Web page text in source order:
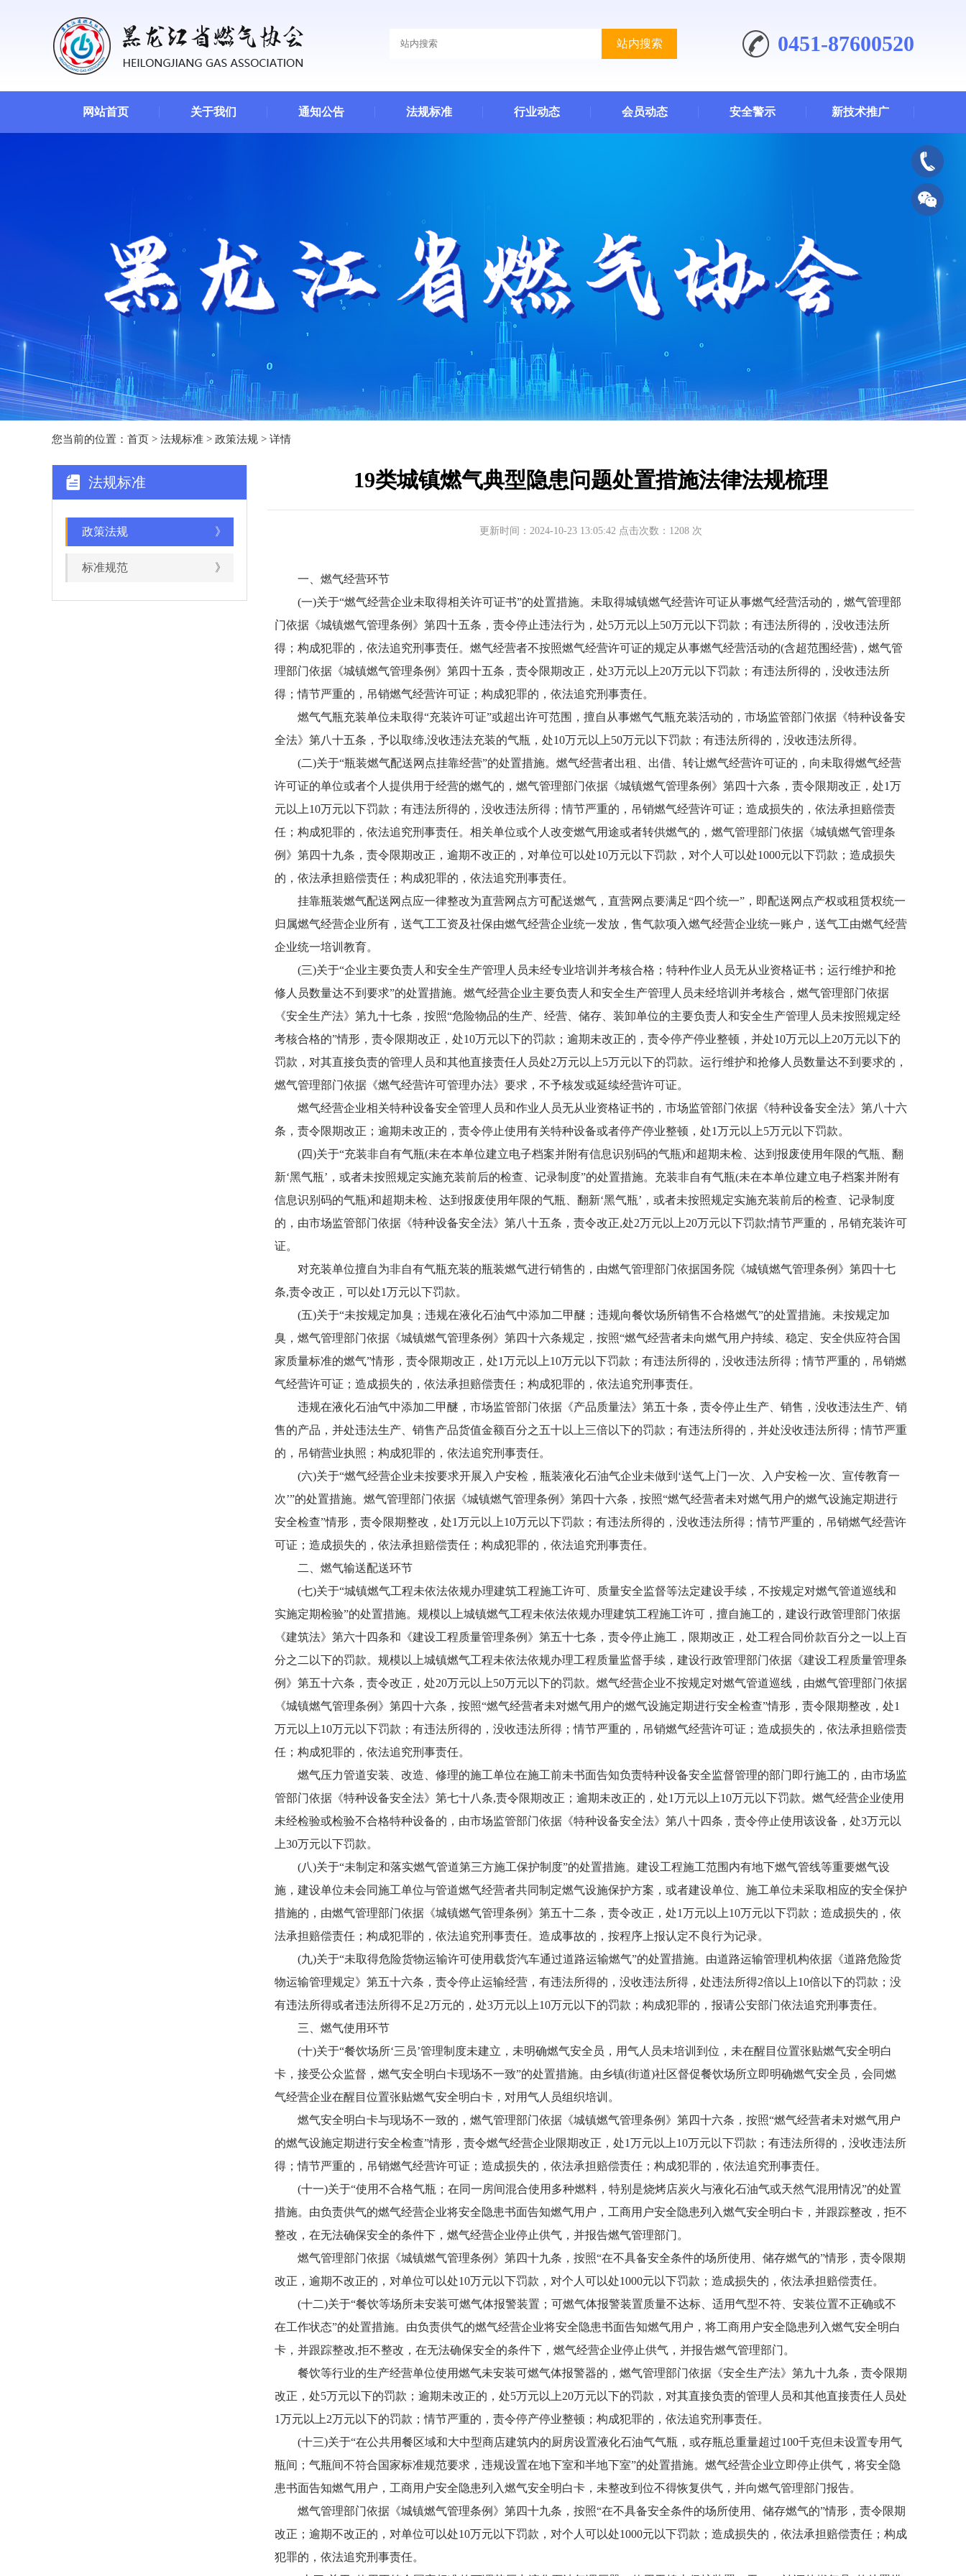
站内搜索 0451-87600520
网站首页 关于我们 通知公告 法规标准 行业动态 会员动态 安全警示 新技术推广
您当前的位置： 首页 > 法规标准 > 政策法规 > 详情
法规标准
政策法规 》
标准规范 》
19类城镇燃气典型隐患问题处置措施法律法规梳理
更新时间：2024-10-23 13:05:42 点击次数：1208 次
一、燃气经营环节
(一)关于“燃气经营企业未取得相关许可证书”的处置措施。未取得城镇燃气经营许可证从事燃气经营活动的，燃气管理部
门依据《城镇燃气管理条例》第四十五条，责令停止违法行为，处5万元以上50万元以下罚款；有违法所得的，没收违法所
得；构成犯罪的，依法追究刑事责任。燃气经营者不按照燃气经营许可证的规定从事燃气经营活动的(含超范围经营)，燃气管
理部门依据《城镇燃气管理条例》第四十五条，责令限期改正，处3万元以上20万元以下罚款；有违法所得的，没收违法所
得；情节严重的，吊销燃气经营许可证；构成犯罪的，依法追究刑事责任。
燃气气瓶充装单位未取得“充装许可证”或超出许可范围，擅自从事燃气气瓶充装活动的，市场监管部门依据《特种设备安
全法》第八十五条，予以取缔,没收违法充装的气瓶，处10万元以上50万元以下罚款；有违法所得的，没收违法所得。
(二)关于“瓶装燃气配送网点挂靠经营”的处置措施。燃气经营者出租、出借、转让燃气经营许可证的，向未取得燃气经营
许可证的单位或者个人提供用于经营的燃气的，燃气管理部门依据《城镇燃气管理条例》第四十六条，责令限期改正，处1万
元以上10万元以下罚款；有违法所得的，没收违法所得；情节严重的，吊销燃气经营许可证；造成损失的，依法承担赔偿责
任；构成犯罪的，依法追究刑事责任。相关单位或个人改变燃气用途或者转供燃气的，燃气管理部门依据《城镇燃气管理条
例》第四十九条，责令限期改正，逾期不改正的，对单位可以处10万元以下罚款，对个人可以处1000元以下罚款；造成损失
的，依法承担赔偿责任；构成犯罪的，依法追究刑事责任。
挂靠瓶装燃气配送网点应一律整改为直营网点方可配送燃气，直营网点要满足“四个统一”，即配送网点产权或租赁权统一
归属燃气经营企业所有，送气工工资及社保由燃气经营企业统一发放，售气款项入燃气经营企业统一账户，送气工由燃气经营
企业统一培训教育。
(三)关于“企业主要负责人和安全生产管理人员未经专业培训并考核合格；特种作业人员无从业资格证书；运行维护和抢
修人员数量达不到要求”的处置措施。燃气经营企业主要负责人和安全生产管理人员未经培训并考核合，燃气管理部门依据
《安全生产法》第九十七条，按照“危险物品的生产、经营、储存、装卸单位的主要负责人和安全生产管理人员未按照规定经
考核合格的”情形，责令限期改正，处10万元以下的罚款；逾期未改正的，责令停产停业整顿，并处10万元以上20万元以下的
罚款，对其直接负责的管理人员和其他直接责任人员处2万元以上5万元以下的罚款。运行维护和抢修人员数量达不到要求的，
燃气管理部门依据《燃气经营许可管理办法》要求，不予核发或延续经营许可证。
燃气经营企业相关特种设备安全管理人员和作业人员无从业资格证书的，市场监管部门依据《特种设备安全法》第八十六
条，责令限期改正；逾期未改正的，责令停止使用有关特种设备或者停产停业整顿，处1万元以上5万元以下罚款。
(四)关于“充装非自有气瓶(未在本单位建立电子档案并附有信息识别码的气瓶)和超期未检、达到报废使用年限的气瓶、翻
新‘黑气瓶’，或者未按照规定实施充装前后的检查、记录制度”的处置措施。充装非自有气瓶(未在本单位建立电子档案并附有
信息识别码的气瓶)和超期未检、达到报废使用年限的气瓶、翻新‘黑气瓶’，或者未按照规定实施充装前后的检查、记录制度
的，由市场监管部门依据《特种设备安全法》第八十五条，责令改正,处2万元以上20万元以下罚款;情节严重的，吊销充装许可
证。
对充装单位擅自为非自有气瓶充装的瓶装燃气进行销售的，由燃气管理部门依据国务院《城镇燃气管理条例》第四十七
条,责令改正，可以处1万元以下罚款。
(五)关于“未按规定加臭；违规在液化石油气中添加二甲醚；违规向餐饮场所销售不合格燃气”的处置措施。未按规定加
臭，燃气管理部门依据《城镇燃气管理条例》第四十六条规定，按照“燃气经营者未向燃气用户持续、稳定、安全供应符合国
家质量标准的燃气”情形，责令限期改正，处1万元以上10万元以下罚款；有违法所得的，没收违法所得；情节严重的，吊销燃
气经营许可证；造成损失的，依法承担赔偿责任；构成犯罪的，依法追究刑事责任。
违规在液化石油气中添加二甲醚，市场监管部门依据《产品质量法》第五十条，责令停止生产、销售，没收违法生产、销
售的产品，并处违法生产、销售产品货值金额百分之五十以上三倍以下的罚款；有违法所得的，并处没收违法所得；情节严重
的，吊销营业执照；构成犯罪的，依法追究刑事责任。
(六)关于“燃气经营企业未按要求开展入户安检，瓶装液化石油气企业未做到‘送气上门一次、入户安检一次、宣传教育一
次’”的处置措施。燃气管理部门依据《城镇燃气管理条例》第四十六条，按照“燃气经营者未对燃气用户的燃气设施定期进行
安全检查”情形，责令限期整改，处1万元以上10万元以下罚款；有违法所得的，没收违法所得；情节严重的，吊销燃气经营许
可证；造成损失的，依法承担赔偿责任；构成犯罪的，依法追究刑事责任。
二、燃气输送配送环节
(七)关于“城镇燃气工程未依法依规办理建筑工程施工许可、质量安全监督等法定建设手续，不按规定对燃气管道巡线和
实施定期检验”的处置措施。规模以上城镇燃气工程未依法依规办理建筑工程施工许可，擅自施工的，建设行政管理部门依据
《建筑法》第六十四条和《建设工程质量管理条例》第五十七条，责令停止施工，限期改正，处工程合同价款百分之一以上百
分之二以下的罚款。规模以上城镇燃气工程未依法依规办理工程质量监督手续，建设行政管理部门依据《建设工程质量管理条
例》第五十六条，责令改正，处20万元以上50万元以下的罚款。燃气经营企业不按规定对燃气管道巡线，由燃气管理部门依据
《城镇燃气管理条例》第四十六条，按照“燃气经营者未对燃气用户的燃气设施定期进行安全检查”情形，责令限期整改，处1
万元以上10万元以下罚款；有违法所得的，没收违法所得；情节严重的，吊销燃气经营许可证；造成损失的，依法承担赔偿责
任；构成犯罪的，依法追究刑事责任。
燃气压力管道安装、改造、修理的施工单位在施工前未书面告知负责特种设备安全监督管理的部门即行施工的，由市场监
管部门依据《特种设备安全法》第七十八条,责令限期改正；逾期未改正的，处1万元以上10万元以下罚款。燃气经营企业使用
未经检验或检验不合格特种设备的，由市场监管部门依据《特种设备安全法》第八十四条，责令停止使用该设备，处3万元以
上30万元以下罚款。
(八)关于“未制定和落实燃气管道第三方施工保护制度”的处置措施。建设工程施工范围内有地下燃气管线等重要燃气设
施，建设单位未会同施工单位与管道燃气经营者共同制定燃气设施保护方案，或者建设单位、施工单位未采取相应的安全保护
措施的，由燃气管理部门依据《城镇燃气管理条例》第五十二条，责令改正，处1万元以上10万元以下罚款；造成损失的，依
法承担赔偿责任；构成犯罪的，依法追究刑事责任。造成事故的，按程序上报认定不良行为记录。
(九)关于“未取得危险货物运输许可使用载货汽车通过道路运输燃气”的处置措施。由道路运输管理机构依据《道路危险货
物运输管理规定》第五十六条，责令停止运输经营，有违法所得的，没收违法所得，处违法所得2倍以上10倍以下的罚款；没
有违法所得或者违法所得不足2万元的，处3万元以上10万元以下的罚款；构成犯罪的，报请公安部门依法追究刑事责任。
三、燃气使用环节
(十)关于“餐饮场所‘三员’管理制度未建立，未明确燃气安全员，用气人员未培训到位，未在醒目位置张贴燃气安全明白
卡，接受公众监督，燃气安全明白卡现场不一致”的处置措施。由乡镇(街道)社区督促餐饮场所立即明确燃气安全员，会同燃
气经营企业在醒目位置张贴燃气安全明白卡，对用气人员组织培训。
燃气安全明白卡与现场不一致的，燃气管理部门依据《城镇燃气管理条例》第四十六条，按照“燃气经营者未对燃气用户
的燃气设施定期进行安全检查”情形，责令燃气经营企业限期改正，处1万元以上10万元以下罚款；有违法所得的，没收违法所
得；情节严重的，吊销燃气经营许可证；造成损失的，依法承担赔偿责任；构成犯罪的，依法追究刑事责任。
(十一)关于“使用不合格气瓶；在同一房间混合使用多种燃料，特别是烧烤店炭火与液化石油气或天然气混用情况”的处置
措施。由负责供气的燃气经营企业将安全隐患书面告知燃气用户，工商用户安全隐患列入燃气安全明白卡，并跟踪整改，拒不
整改，在无法确保安全的条件下，燃气经营企业停止供气，并报告燃气管理部门。
燃气管理部门依据《城镇燃气管理条例》第四十九条，按照“在不具备安全条件的场所使用、储存燃气的”情形，责令限期
改正，逾期不改正的，对单位可以处10万元以下罚款，对个人可以处1000元以下罚款；造成损失的，依法承担赔偿责任。
(十二)关于“餐饮等场所未安装可燃气体报警装置；可燃气体报警装置质量不达标、适用气型不符、安装位置不正确或不
在工作状态”的处置措施。由负责供气的燃气经营企业将安全隐患书面告知燃气用户，将工商用户安全隐患列入燃气安全明白
卡，并跟踪整改,拒不整改，在无法确保安全的条件下，燃气经营企业停止供气，并报告燃气管理部门。
餐饮等行业的生产经营单位使用燃气未安装可燃气体报警器的，燃气管理部门依据《安全生产法》第九十九条，责令限期
改正，处5万元以下的罚款；逾期未改正的，处5万元以上20万元以下的罚款，对其直接负责的管理人员和其他直接责任人员处
1万元以上2万元以下的罚款；情节严重的，责令停产停业整顿；构成犯罪的，依法追究刑事责任。
(十三)关于“在公共用餐区域和大中型商店建筑内的厨房设置液化石油气气瓶，或存瓶总重量超过100千克但未设置专用气
瓶间；气瓶间不符合国家标准规范要求，违规设置在地下室和半地下室”的处置措施。燃气经营企业立即停止供气，将安全隐
患书面告知燃气用户，工商用户安全隐患列入燃气安全明白卡，未整改到位不得恢复供气，并向燃气管理部门报告。
燃气管理部门依据《城镇燃气管理条例》第四十九条，按照“在不具备安全条件的场所使用、储存燃气的”情形，责令限期
改正；逾期不改正的，对单位可以处10万元以下罚款，对个人可以处1000元以下罚款；造成损失的，依法承担赔偿责任；构成
犯罪的，依法追究刑事责任。